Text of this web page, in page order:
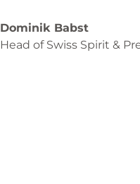
Dominik Babst
Head of Swiss Spirit &